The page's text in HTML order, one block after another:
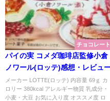
チョコレート
パイの実 コメダ珈琲店監修小倉
ノワール(ロッテ)感想・レビュ
メーカー LOTTE(ロッテ) 内容量 69ｇ カ
ロリー 380kcal アレルギー物質 乳成分・
小麦・大豆 お気に入り度 オススメ度 ロ